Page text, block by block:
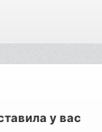
у вас